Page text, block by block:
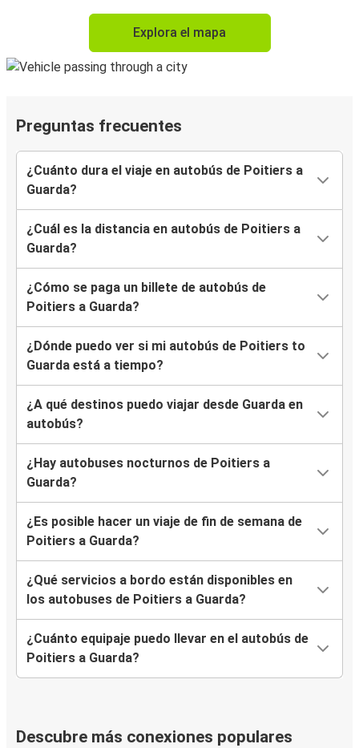
Explora el mapa
Preguntas frecuentes
¿Cuánto dura el viaje en autobús de Poitiers a
Guarda?
¿Cuál es la distancia en autobús de Poitiers a
Guarda?
¿Cómo se paga un billete de autobús de
Poitiers a Guarda?
¿Dónde puedo ver si mi autobús de Poitiers to
Guarda está a tiempo?
¿A qué destinos puedo viajar desde Guarda en
autobús?
¿Hay autobuses nocturnos de Poitiers a
Guarda?
¿Es posible hacer un viaje de fin de semana de
Poitiers a Guarda?
¿Qué servicios a bordo están disponibles en
los autobuses de Poitiers a Guarda?
¿Cuánto equipaje puedo llevar en el autobús de
Poitiers a Guarda?
Descubre más conexiones populares